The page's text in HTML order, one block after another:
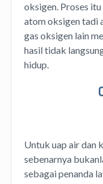
oksigen. Proses
atom oksigen tadi
gas oksigen lain
hasil tidak
hidup.
Untuk uap air dan
sebenarnya
sebagai penanda